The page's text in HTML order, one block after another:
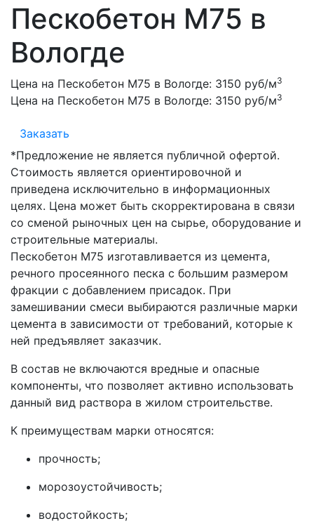
Пескобетон М75 в
Вологде
Цена на Пескобетон М75 в Вологде: 3150 руб/м3
Цена на Пескобетон М75 в Вологде: 3150 руб/м3
Заказать
*Предложение не является публичной офертой.
Стоимость является ориентировочной и
приведена исключительно в информационных
целях. Цена может быть скорректирована в связи
со сменой рыночных цен на сырье, оборудование и
строительные материалы.
Пескобетон М75 изготавливается из цемента,
речного просеянного песка с большим размером
фракции с добавлением присадок. При
замешивании смеси выбираются различные марки
цемента в зависимости от требований, которые к
ней предъявляет заказчик.
В состав не включаются вредные и опасные
компоненты, что позволяет активно использовать
данный вид раствора в жилом строительстве.
К преимуществам марки относятся:
прочность;
морозоустойчивость;
водостойкость;